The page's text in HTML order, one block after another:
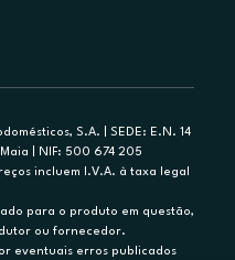
S.A. | SEDE: E.N. 14
| NIF: 500 674 205
incluem I.V.A. à taxa legal
para o produto em questão,
ou fornecedor.
eventuais erros publicados